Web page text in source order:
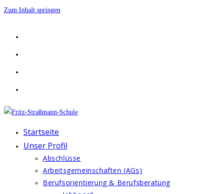
Zum Inhalt springen
Startseite
Unser Profil
Abschlüsse
Arbeitsgemeinschaften (AGs)
Berufsorientierung & Berufsberatung